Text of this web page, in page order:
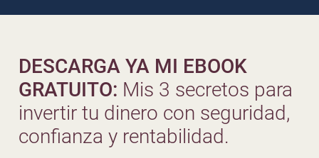
DESCARGA YA MI EBOOK
GRATUITO: Mis 3 secretos para
invertir tu dinero con seguridad,
confianza y rentabilidad.